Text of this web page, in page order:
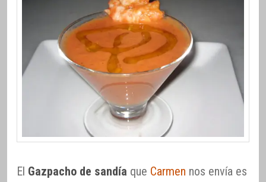
El Gazpacho de sandía que Carmen nos envía es